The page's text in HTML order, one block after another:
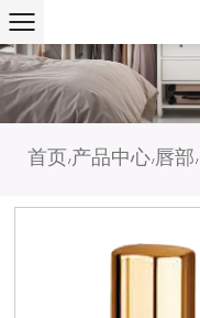
首页/产品中心/ 唇部 /